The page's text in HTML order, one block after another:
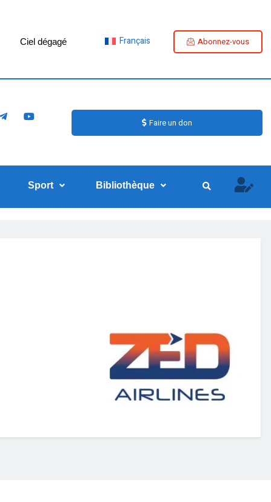
Ciel dégagé Français Abonnez-vous
Faire un don
Sport Bibliothèque